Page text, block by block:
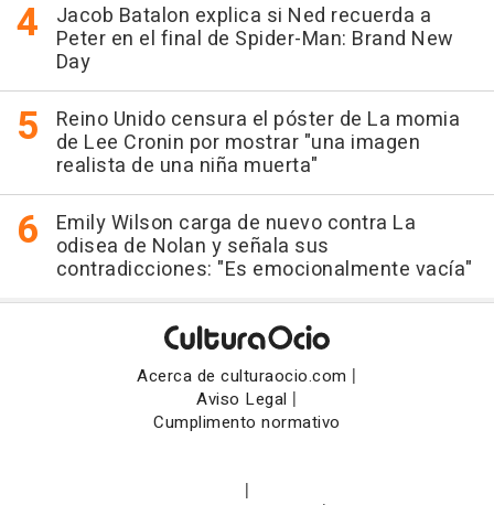
Jacob Batalon explica si Ned recuerda a
Peter en el final de Spider-Man: Brand New
Day
Reino Unido censura el póster de La momia
de Lee Cronin por mostrar "una imagen
realista de una niña muerta"
Emily Wilson carga de nuevo contra La
odisea de Nolan y señala sus
contradicciones: "Es emocionalmente vacía"
Acerca de culturaocio.com |
Aviso Legal |
Cumplimento normativo
|